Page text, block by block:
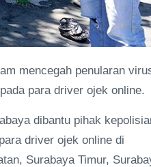
mencegah penularan
para driver ojek online.
dibantu pihak
driver ojek online di
Surabaya Timur,